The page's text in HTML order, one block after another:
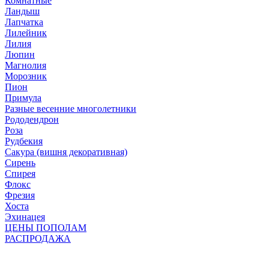
Ландыш
Лапчатка
Лилейник
Лилия
Люпин
Магнолия
Морозник
Пион
Примула
Разные весенние многолетники
Рододендрон
Роза
Рудбекия
Сакура (вишня декоративная)
Сирень
Спирея
Флокс
Фрезия
Хоста
Эхинацея
ЦЕНЫ ПОПОЛАМ
РАСПРОДАЖА